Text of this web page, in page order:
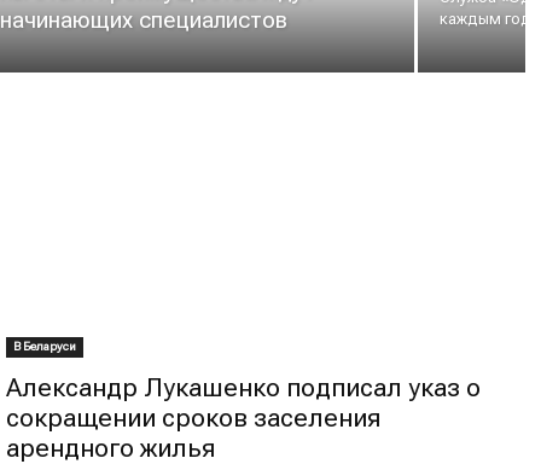
начинающих специалистов
каждым
В Беларуси
Александр Лукашенко подписал указ о
сокращении сроков заселения
арендного жилья